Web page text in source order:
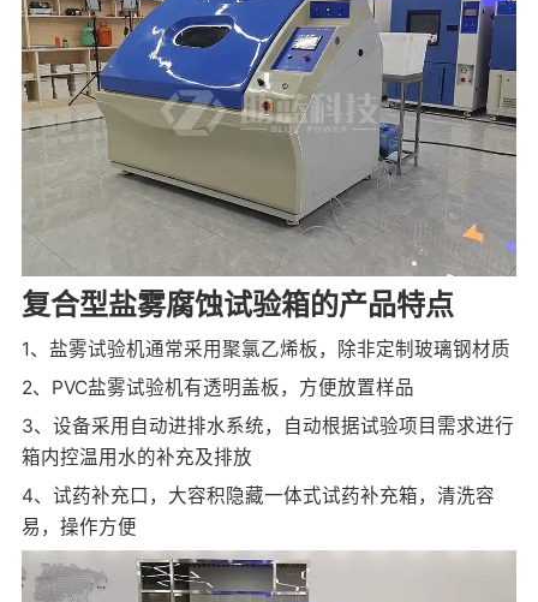
复合型盐雾腐蚀试验箱的产品特点
1、盐雾试验机通常采用聚氯乙烯板，除非定制玻璃钢材质
2、PVC盐雾试验机有透明盖板，方便放置样品
3、设备采用自动进排水系统，自动根据试验项目需求进行
箱内控温用水的补充及排放
4、试药补充口，大容积隐藏一体式试药补充箱，清洗容
易，操作方便